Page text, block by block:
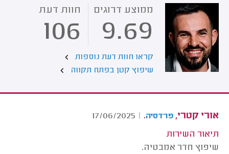
ממוצע דרוגים
9.69
חוות דעת
106
קראו חוות דעת נוספות
שיפוץ קטן בפתח תקווה
אורי קטרי, פרדסיה.
|
17/06/2025
תיאור השירות
שיפוץ חדר אמבטיה.